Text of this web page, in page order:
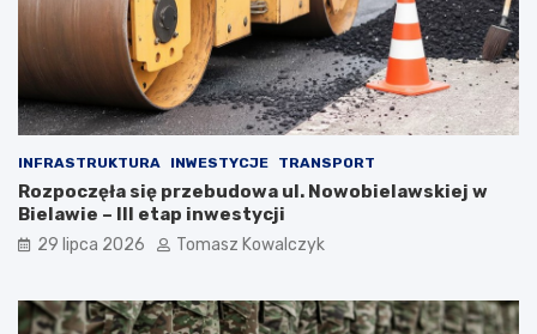
INFRASTRUKTURA INWESTYCJE TRANSPORT
Rozpoczęła się przebudowa ul. Nowobielawskiej w
Bielawie – III etap inwestycji
29 lipca 2026 Tomasz Kowalczyk